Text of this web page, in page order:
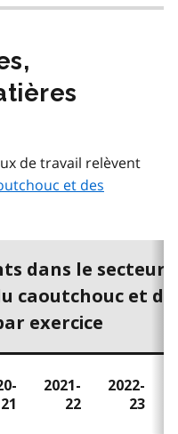
de travail relèvent
et des
dans le secteur
caoutchouc et
exercice
21
2021-
22
2022-
23